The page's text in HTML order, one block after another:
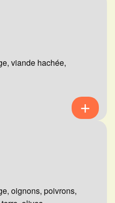
viande hachée,
oignons, poivrons,